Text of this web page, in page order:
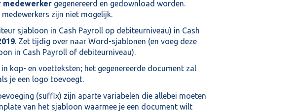
medewerkergegenereerd en gedownload worden.
zijn niet mogelijk.
sjabloon in Cash Payroll op debiteurniveau) in Cash
. Zet tijdig over naar Word-sjablonen (en voeg deze
in Cash Payroll of debiteurniveau).
kop- en voetteksten; het gegenereerde document zal
je een logo toevoegt.
(suffix) zijn aparte variabelen die allebei moeten
van het sjabloon waarmee je een document wilt